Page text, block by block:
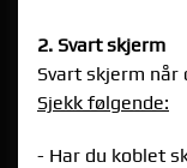
2. Svart skjerm
Svart skjerm når
Sjekk følgende:
- Har du koblet